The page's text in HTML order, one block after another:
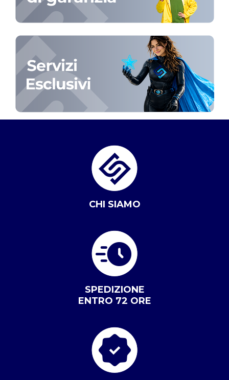
CHI SIAMO
SPEDIZIONE
ENTRO 72 ORE